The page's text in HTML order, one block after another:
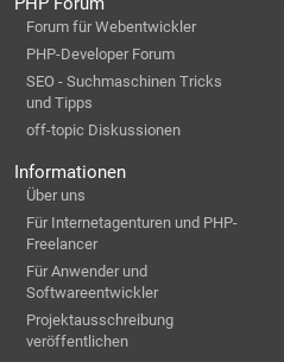
Forum für Webentwickler
PHP-Developer Forum
SEO - Suchmaschinen Tricks
und Tipps
off-topic Diskussionen
Informationen
Über uns
Für Internetagenturen und PHP-
Freelancer
Für Anwender und
Softwareentwickler
Projektausschreibung
veröffentlichen